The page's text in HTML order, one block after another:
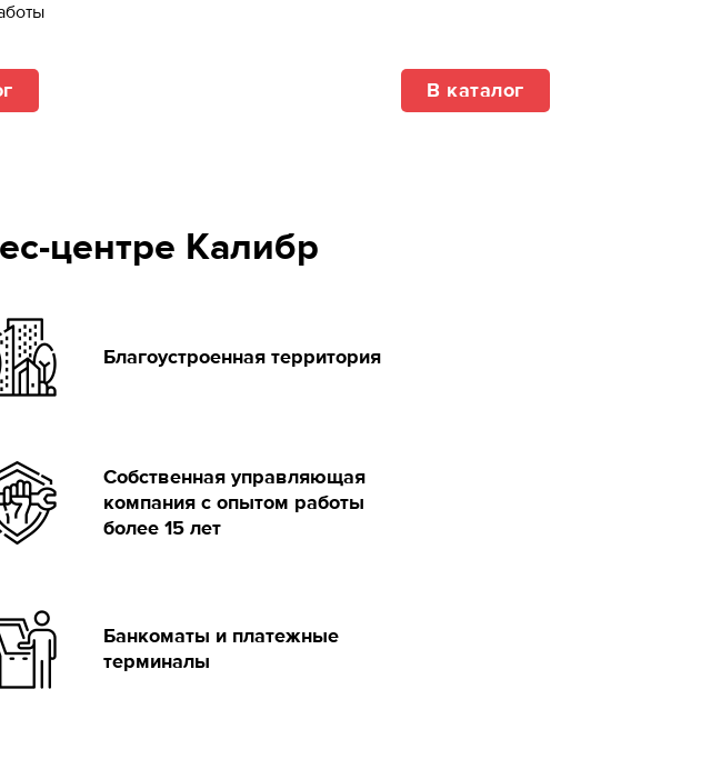
В каталог
центре Калибр
Благоустроенная территория
Собственная управляющая
компания с опытом работы
более 15 лет
Банкоматы и платежные
терминалы